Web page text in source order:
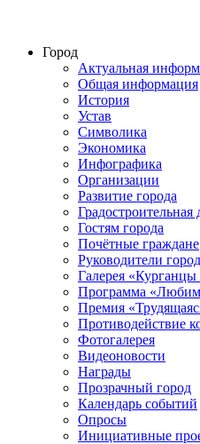
Город
Актуальная
Общая информация
История
Устав
Символика
Экономика
Инфографика
Организации
Развитие города
Градостроительная
Гостям города
Почётные граждане
Руководители
Галерея «Курганцы
Программа
Премия
Противодействие
Фотогалерея
Видеоновости
Награды
Прозрачный город
Календарь событий
Опросы
Инициативные